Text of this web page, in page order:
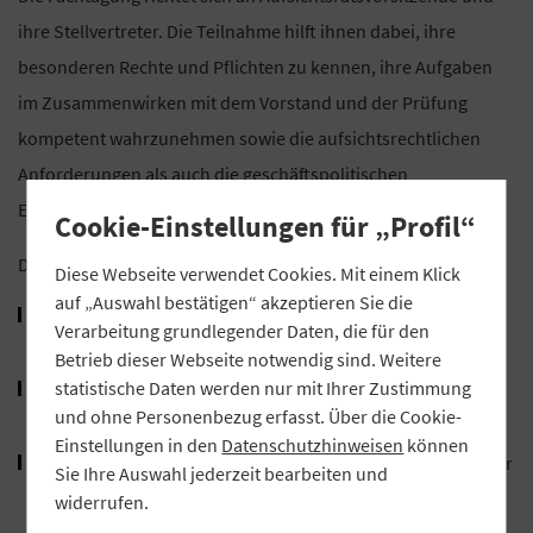
ihre Stellvertreter. Die Teilnahme hilft ihnen dabei, ihre
besonderen Rechte und Pflichten zu kennen, ihre Aufgaben
im Zusammenwirken mit dem Vorstand und der Prüfung
kompetent wahrzunehmen sowie die aufsichtsrechtlichen
Anforderungen als auch die geschäftspolitischen
Entwicklungen zu berücksichtigen.
Die Einteilung erfolgt nach Bilanzsumme:
8.-9. November 2024: Banken mit einer Bilanzsumme über
zwei Milliarden Euro,
22.-23. November 2024: Banken mit einer Bilanzsumme
zwischen zwei Milliarden Euro und 500 Millionen Euro,
6.-7. Dezember 2024: Banken mit einer Bilanzsumme kleiner
als 500 Millionen Euro.
Cookie-Einstellungen für „Profil“
Diese Webseite verwendet Cookies. Mit einem Klick
auf „Auswahl bestätigen“ akzeptieren Sie die
Verarbeitung grundlegender Daten, die für den
Betrieb dieser Webseite notwendig sind. Weitere
statistische Daten werden nur mit Ihrer Zustimmung
und ohne Personenbezug erfasst. Über die Cookie-
Einstellungen in den Datenschutzhinweisen können
Sie Ihre Auswahl jederzeit bearbeiten und
widerrufen.